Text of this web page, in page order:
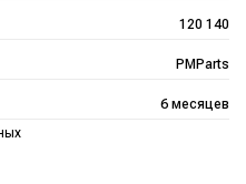
120 140
PMParts
6 месяцев